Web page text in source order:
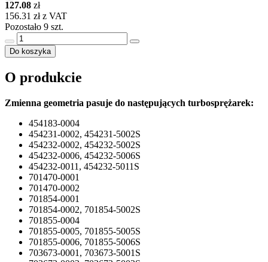
127.08 zł
156.31 zł z VAT
Pozostało 9 szt.
Do koszyka
O produkcie
Zmienna geometria pasuje do następujących turbosprężarek:
454183-0004
454231-0002, 454231-5002S
454232-0002, 454232-5002S
454232-0006, 454232-5006S
454232-0011, 454232-5011S
701470-0001
701470-0002
701854-0001
701854-0002, 701854-5002S
701855-0004
701855-0005, 701855-5005S
701855-0006, 701855-5006S
703673-0001, 703673-5001S